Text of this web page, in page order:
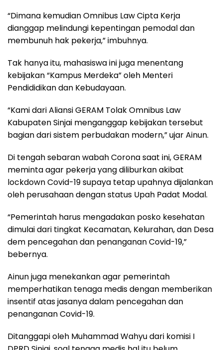
“Dimana kemudian Omnibus Law Cipta Kerja
dianggap melindungi kepentingan pemodal dan
membunuh hak pekerja,” imbuhnya.
Tak hanya itu, mahasiswa ini juga menentang
kebijakan “Kampus Merdeka” oleh Menteri
Pendididikan dan Kebudayaan.
“Kami dari Aliansi GERAM Tolak Omnibus Law
Kabupaten Sinjai menganggap kebijakan tersebut
bagian dari sistem perbudakan modern,” ujar Ainun.
Di tengah sebaran wabah Corona saat ini, GERAM
meminta agar pekerja yang diliburkan akibat
lockdown Covid-19 supaya tetap upahnya dijalankan
oleh perusahaan dengan status Upah Padat Modal.
“Pemerintah harus mengadakan posko kesehatan
dimulai dari tingkat Kecamatan, Kelurahan, dan Desa
dem pencegahan dan penanganan Covid-19,”
bebernya.
Ainun juga menekankan agar pemerintah
memperhatikan tenaga medis dengan memberikan
insentif atas jasanya dalam pencegahan dan
penanganan Covid-19.
Ditanggapi oleh Muhammad Wahyu dari komisi I